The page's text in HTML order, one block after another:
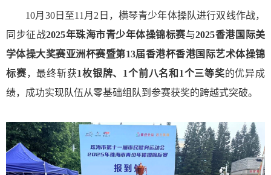
10月30日至11月2日，横琴青少年体操队进行双线作战，
同步征战2025年珠海市青少年体操锦标赛与2025香港国际美
学体操大奖赛亚洲杯赛暨第13届香港杯香港国际艺术体操锦
标赛，最终斩获1枚银牌、1个前八名和1个三等奖的优异成
绩，成功实现队伍从零基础组队到参赛获奖的跨越式突破。